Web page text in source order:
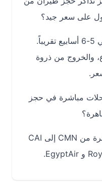
سعر جيد؟
الجواب: يُنصح بالحجز قبل حوالي 5-6 أسابيع تقريباً.
من ذروة
مباشرة في حجز
الجواب: نعم، توجد رحلات مباشرة من CMN إلى CAI